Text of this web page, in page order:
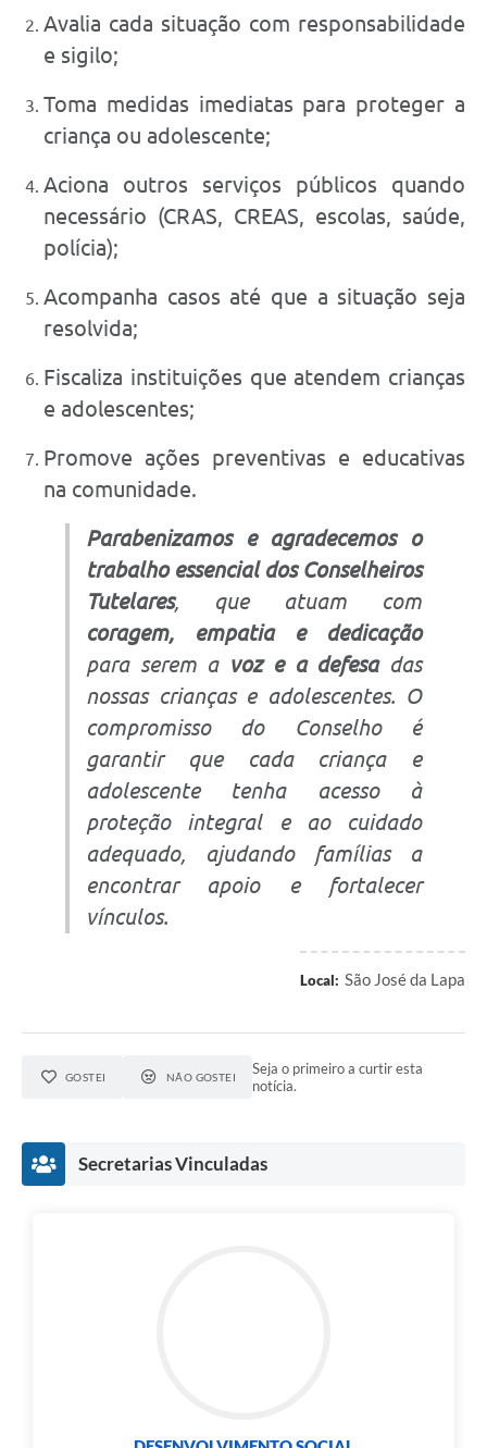
Avalia cada situação com responsabilidade
e sigilo;
Toma medidas imediatas para proteger a
criança ou adolescente;
Aciona outros serviços públicos quando
necessário (CRAS, CREAS, escolas, saúde,
polícia);
Acompanha casos até que a situação seja
resolvida;
Fiscaliza instituições que atendem crianças
e adolescentes;
Promove ações preventivas e educativas
na comunidade.
Parabenizamos e agradecemos o
trabalho essencial dos Conselheiros
Tutelares, que atuam com
coragem, empatia e dedicação
para serem a voz e a defesadas
nossas crianças e adolescentes. O
compromisso do Conselho é
garantir que cada criança e
adolescente tenha acesso à
proteção integral e ao cuidado
adequado, ajudando famílias a
encontrar apoio e fortalecer
vínculos.
Local: São José da Lapa
GOSTEI NÃO GOSTEI
Seja o primeiro a curtir esta
notícia.
Secretarias Vinculadas